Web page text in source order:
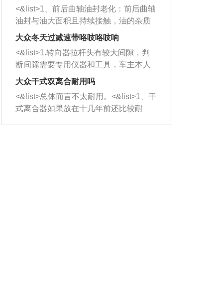
西取出来。但如果是因为积碳过多引起
的堵塞，就需要将三元催化器泡在草酸
洗剂对堵塞的情况得到解决，将清洗剂
放在燃油箱中，与燃油混合后，车辆启
动时，就可以和汽油一起进入到燃烧
室，最后形成废气排出，就可以让三元
催化器得到清洗，排气管堵塞的情况就
能够得到解决。
一圈半的练习，往右同样也要打相同的
圈数。 <&list>3、最后强调要反复练
习，这样就可以形成肌肉记忆，在真实
驾驶车辆时，不需要记忆也能打好方
向。
<&list>1、前后曲轴油封老化：前后曲轴
油封与油大面积且持续接触，油的杂质
和发动机内持续温度变化使其密封效果
逐渐减弱，导致渗油或漏油。<&list>2、
活塞间隙过大：积碳会使活塞环与缸体
的间隙扩大，导致机油流入燃烧室中，
造成烧机油。<&list>3、机油粘度。使用
机油粘度过小的话，同样会有烧机油现
象，机油粘度过小具有很好的流动性，
大众冬天过减速带咯吱咯吱响
<&list>1.转向器拉杆头有较大间隙，判
断间隙需要专用仪器和工具，车主本人
无法制作，需要将车辆送到修理厂或4s
店；<&list>2.车辆半轴套管防尘罩破
裂，破裂后会出现漏油现象，使半轴磨
损严重，磨损的半轴容易损坏，产生异
响；<&list>3.稳定器的转向胶套和球头
大众干式双离合耐用吗
<&list>总体而言不太耐用。<&list>1、干
式离合器如果放在十几年前还比较耐